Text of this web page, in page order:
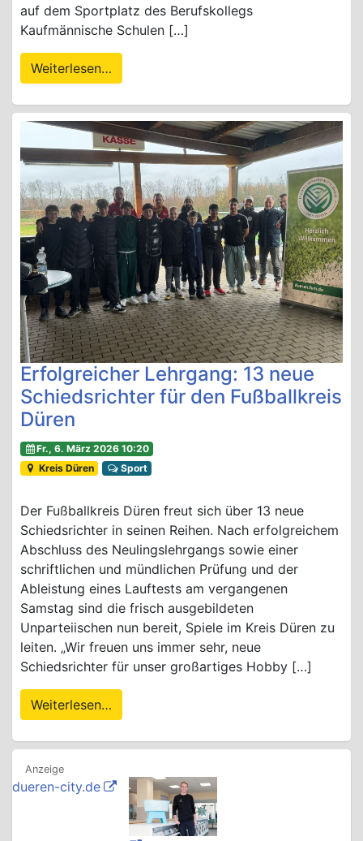
auf dem Sportplatz des Berufskollegs
Kaufmännische Schulen […]
Weiterlesen…
Erfolgreicher Lehrgang: 13 neue
Schiedsrichter für den Fußballkreis
Düren
Fr., 6. März 2026 10:20
Kreis Düren
Sport
Der Fußballkreis Düren freut sich über 13 neue
Schiedsrichter in seinen Reihen. Nach erfolgreichem
Abschluss des Neulingslehrgangs sowie einer
schriftlichen und mündlichen Prüfung und der
Ableistung eines Lauftests am vergangenen
Samstag sind die frisch ausgebildeten
Unparteiischen nun bereit, Spiele im Kreis Düren zu
leiten. „Wir freuen uns immer sehr, neue
Schiedsrichter für unser großartiges Hobby […]
Weiterlesen…
dueren-city.de